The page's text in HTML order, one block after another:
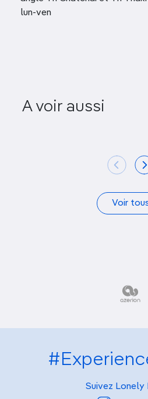
lun-ven
A voir aussi
Baan Sao Nak
Voir
Suivez Lonely